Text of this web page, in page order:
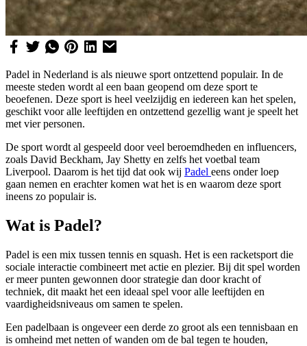
Padel in Nederland is als nieuwe sport ontzettend populair. In de
meeste steden wordt al een baan geopend om deze sport te
beoefenen. Deze sport is heel veelzijdig en iedereen kan het spelen,
geschikt voor alle leeftijden en ontzettend gezellig want je speelt het
met vier personen.
De sport wordt al gespeeld door veel beroemdheden en influencers,
zoals David Beckham, Jay Shetty en zelfs het voetbal team
Liverpool. Daarom is het tijd dat ook wij Padel eens onder loep
gaan nemen en erachter komen wat het is en waarom deze sport
ineens zo populair is.
Wat is Padel?
Padel is een mix tussen tennis en squash. Het is een racketsport die
sociale interactie combineert met actie en plezier. Bij dit spel worden
er meer punten gewonnen door strategie dan door kracht of
techniek, dit maakt het een ideaal spel voor alle leeftijden en
vaardigheidsniveaus om samen te spelen.
Een padelbaan is ongeveer een derde zo groot als een tennisbaan en
is omheind met netten of wanden om de bal tegen te houden,